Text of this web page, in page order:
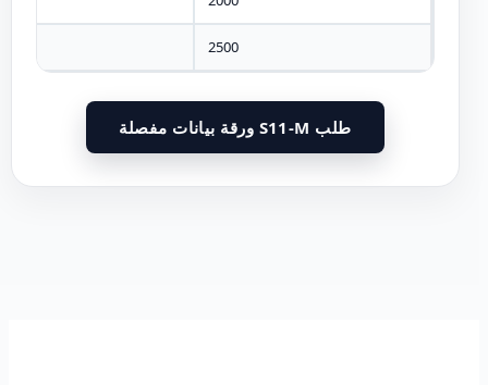
2500
طلب S11-M ورقة بيانات مفصلة